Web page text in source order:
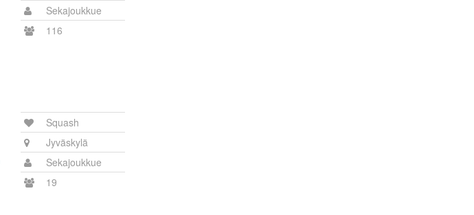
Sekajoukkue
116
Squash
Jyväskylä
Sekajoukkue
19